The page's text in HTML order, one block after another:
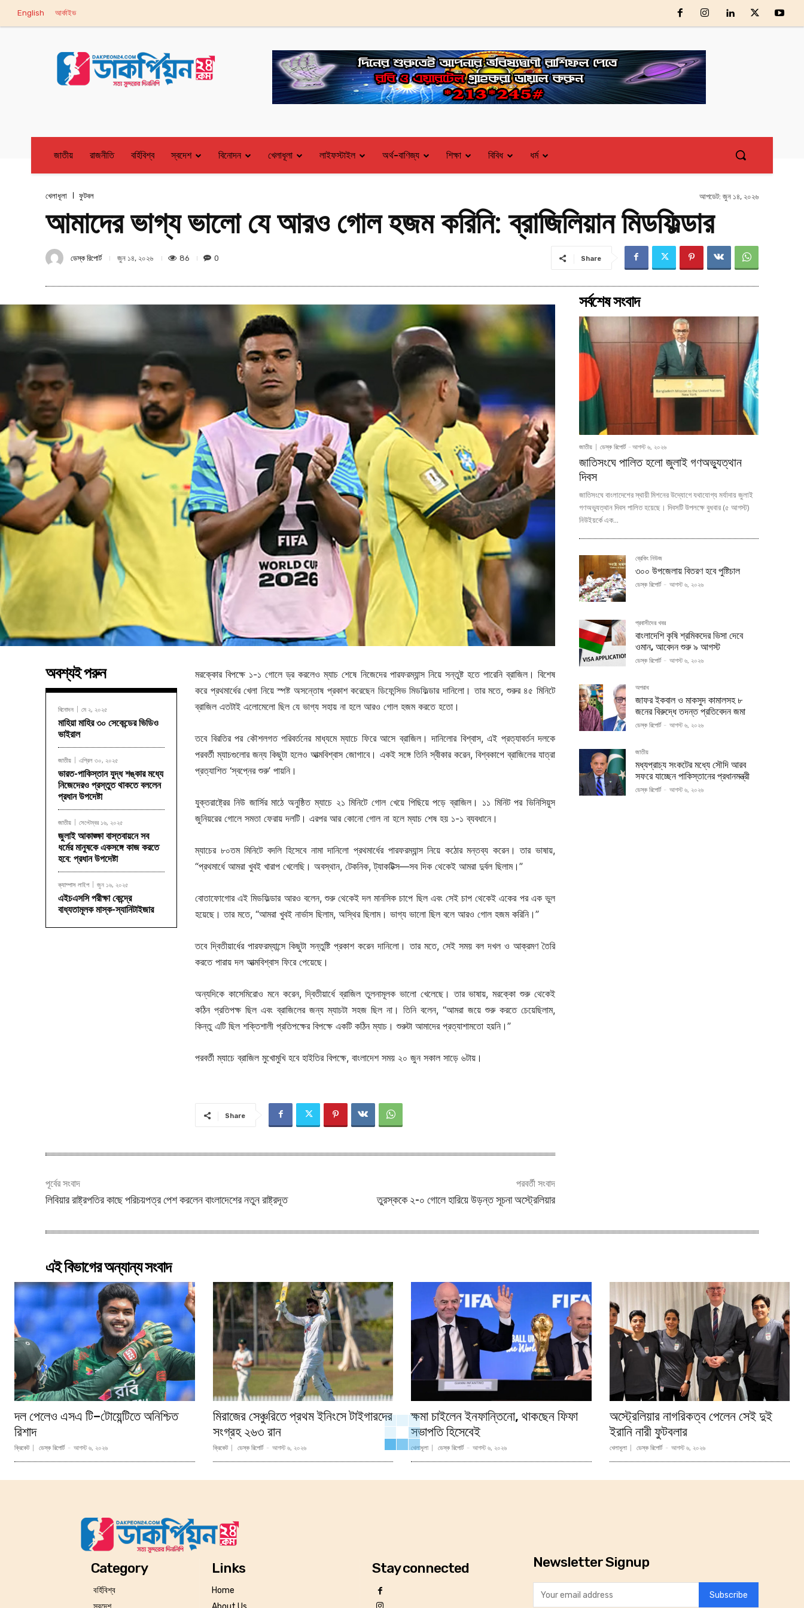
English আর্কাইভ
জাতীয় রাজনীতি বর্হিবিশ্ব স্বদেশ বিনোদন খেলাধূলা লাইফস্টাইল অর্থ-বাণিজ্য শিক্ষা বিবিধ ধর্ম
খেলাধূলা ফুটবল আপডেট: জুন ১৪, ২০২৬
আমাদের ভাগ্য ভালো যে আরও গোল হজম করিনি: ব্রাজিলিয়ান মিডফিল্ডার
ডেস্ক রিপোর্ট জুন ১৪, ২০২৬ 86 0 Share
অবশ্যই পরুন
বিনোদন মে ২, ২০২৫
মাহিয়া মাহির ৩০ সেকেন্ডের ভিডিও
ভাইরাল
জাতীয় এপ্রিল ৩০, ২০২৫
ভারত-পাকিস্তান যুদ্ধ শঙ্কার মধ্যে
নিজেদেরও প্রস্তুত থাকতে বললেন
প্রধান উপদেষ্টা
জাতীয় সেপ্টেম্বর ১৬, ২০২৫
জুলাই আকাঙ্ক্ষা বাস্তবায়নে সব
ধর্মের মানুষকে একসঙ্গে কাজ করতে
হবে: প্রধান উপদেষ্টা
ক্যাম্পাস লাইপ জুন ১৬, ২০২৫
এইচএসসি পরীক্ষা কেন্দ্রে
বাধ্যতামূলক মাস্ক-স্যানিটাইজার
মরক্কোর বিপক্ষে ১-১ গোলে ড্র করলেও ম্যাচ শেষে নিজেদের পারফরম্যান্স নিয়ে সন্তুষ্ট হতে পারেনি ব্রাজিল। বিশেষ
করে প্রথমার্ধের খেলা নিয়ে স্পষ্ট অসন্তোষ প্রকাশ করেছেন ডিফেন্সিভ মিডফিল্ডার দানিলো। তার মতে, শুরুর ৪৫ মিনিটে
ব্রাজিল এতটাই এলোমেলো ছিল যে ভাগ্য সহায় না হলে আরও গোল হজম করতে হতো।
তবে বিরতির পর কৌশলগত পরিবর্তনের মাধ্যমে ম্যাচে ফিরে আসে ব্রাজিল। দানিলোর বিশ্বাস, এই প্রত্যাবর্তন দলকে
পরবর্তী ম্যাচগুলোর জন্য কিছুটা হলেও আত্মবিশ্বাস জোগাবে। একই সঙ্গে তিনি স্বীকার করেন, বিশ্বকাপে ব্রাজিলের যাত্রা
প্রত্যাশিত ‘স্বপ্নের শুরু’ পায়নি।
যুক্তরাষ্ট্রের নিউ জার্সির মাঠে অনুষ্ঠিত ম্যাচে ২১ মিনিটে গোল খেয়ে পিছিয়ে পড়ে ব্রাজিল। ১১ মিনিট পর ভিনিসিয়ুস
জুনিয়রের গোলে সমতা ফেরায় দলটি। এরপর আর কোনো গোল না হলে ম্যাচ শেষ হয় ১-১ ব্যবধানে।
ম্যাচের ৮০তম মিনিটে বদলি হিসেবে নামা দানিলো প্রথমার্ধের পারফরম্যান্স নিয়ে কঠোর মন্তব্য করেন। তার ভাষায়,
“প্রথমার্ধে আমরা খুবই খারাপ খেলেছি। অবস্থান, টেকনিক, ট্যাকটিক্স—সব দিক থেকেই আমরা দুর্বল ছিলাম।”
বোতাফোগোর এই মিডফিল্ডার আরও বলেন, শুরু থেকেই দল মানসিক চাপে ছিল এবং সেই চাপ থেকেই একের পর এক ভুল
হয়েছে। তার মতে, “আমরা খুবই নার্ভাস ছিলাম, অস্থির ছিলাম। ভাগ্য ভালো ছিল বলে আরও গোল হজম করিনি।”
তবে দ্বিতীয়ার্ধের পারফরম্যান্সে কিছুটা সন্তুষ্টি প্রকাশ করেন দানিলো। তার মতে, সেই সময় বল দখল ও আক্রমণ তৈরি
করতে পারায় দল আত্মবিশ্বাস ফিরে পেয়েছে।
অন্যদিকে কাসেমিরোও মনে করেন, দ্বিতীয়ার্ধে ব্রাজিল তুলনামূলক ভালো খেলেছে। তার ভাষায়, মরক্কো শুরু থেকেই
কঠিন প্রতিপক্ষ ছিল এবং ব্রাজিলের জন্য ম্যাচটা সহজ ছিল না। তিনি বলেন, “আমরা জয়ে শুরু করতে চেয়েছিলাম,
কিন্তু এটি ছিল শক্তিশালী প্রতিপক্ষের বিপক্ষে একটি কঠিন ম্যাচ। শুরুটা আমাদের প্রত্যাশামতো হয়নি।”
পরবর্তী ম্যাচে ব্রাজিল মুখোমুখি হবে হাইতির বিপক্ষে, বাংলাদেশ সময় ২০ জুন সকাল সাড়ে ৬টায়।
Share
পূর্বের সংবাদ
লিবিয়ার রাষ্ট্রপতির কাছে পরিচয়পত্র পেশ করলেন বাংলাদেশের নতুন রাষ্ট্রদূত
পরবর্তী সংবাদ
তুরস্ককে ২-০ গোলে হারিয়ে উড়ন্ত সূচনা অস্ট্রেলিয়ার
সর্বশেষ সংবাদ
জাতীয় ডেস্ক রিপোর্ট - আগস্ট ৬, ২০২৬
জাতিসংঘে পালিত হলো জুলাই গণঅভ্যুত্থান
দিবস
জাতিসংঘে বাংলাদেশের স্থায়ী মিশনের উদ্যোগে যথাযোগ্য মর্যাদায় জুলাই
গণঅভ্যুত্থান দিবস পালিত হয়েছে। দিবসটি উপলক্ষে বুধবার (৫ আগস্ট)
নিউইয়র্কে এক...
ব্রেকিং নিউজ
৩০০ উপজেলায় বিতরণ হবে পুষ্টিচাল
ডেস্ক রিপোর্ট - আগস্ট ৬, ২০২৬
প্রবাসীদের খবর
বাংলাদেশি কৃষি শ্রমিকদের ভিসা দেবে
ওমান, আবেদন শুরু ৯ আগস্ট
ডেস্ক রিপোর্ট - আগস্ট ৬, ২০২৬
অপরাধ
জাফর ইকবাল ও মাকসুদ কামালসহ ৮
জনের বিরুদ্ধে তদন্ত প্রতিবেদন জমা
ডেস্ক রিপোর্ট - আগস্ট ৬, ২০২৬
জাতীয়
মধ্যপ্রাচ্য সংকটের মধ্যে সৌদি আরব
সফরে যাচ্ছেন পাকিস্তানের প্রধানমন্ত্রী
ডেস্ক রিপোর্ট - আগস্ট ৬, ২০২৬
এই বিভাগের অন্যান্য সংবাদ
দল পেলেও এসএ টি–টোয়েন্টিতে অনিশ্চিত
রিশাদ
ক্রিকেট ডেস্ক রিপোর্ট - আগস্ট ৬, ২০২৬
মিরাজের সেঞ্চুরিতে প্রথম ইনিংসে টাইগারদের
সংগ্রহ ২৬৩ রান
ক্রিকেট ডেস্ক রিপোর্ট - আগস্ট ৬, ২০২৬
ক্ষমা চাইলেন ইনফান্তিনো, থাকছেন ফিফা
সভাপতি হিসেবেই
খেলাধূলা ডেস্ক রিপোর্ট - আগস্ট ৬, ২০২৬
অস্ট্রেলিয়ার নাগরিকত্ব পেলেন সেই দুই
ইরানি নারী ফুটবলার
খেলাধূলা ডেস্ক রিপোর্ট - আগস্ট ৬, ২০২৬
Category
বর্হিবিশ্ব
Links
Home
Stay connected Newsletter Signup
Subscribe